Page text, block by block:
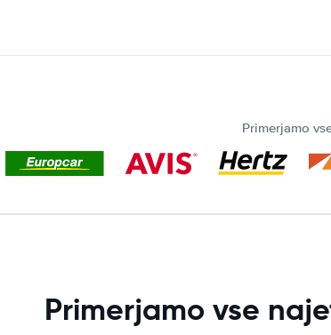
Primerjamo
Primerjamo vse